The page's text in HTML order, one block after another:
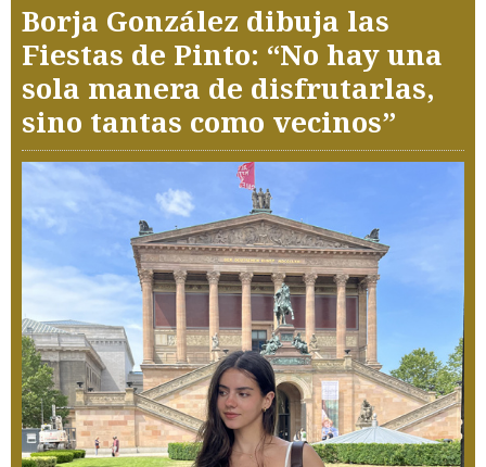
Borja González dibuja las
Fiestas de Pinto: “No hay una
sola manera de disfrutarlas,
sino tantas como vecinos”